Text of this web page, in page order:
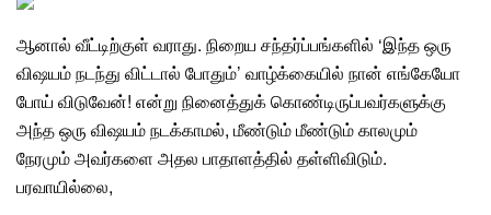
ஆனால் வீட்டிற்குள் வராது. நிறைய சந்தர்ப்பங்களில் ‘இந்த ஒரு
விஷயம் நடந்து விட்டால் போதும்’ வாழ்க்கையில் நான் எங்கேயோ
போய் விடுவேன்! என்று நினைத்துக் கொண்டிருப்பவர்களுக்கு
அந்த ஒரு விஷயம் நடக்காமல், மீண்டும் மீண்டும் காலமும்
நேரமும் அவர்களை அதல பாதாளத்தில் தள்ளிவிடும்.
பரவாயில்லை,